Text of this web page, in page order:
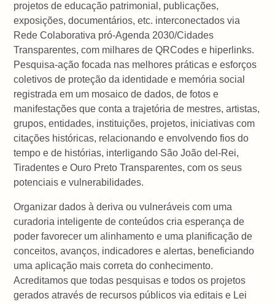
projetos de educação patrimonial, publicações,
exposições, documentários, etc. interconectados via
Rede Colaborativa pró-Agenda 2030/Cidades
Transparentes, com milhares de QRCodes e hiperlinks.
Pesquisa-ação focada nas melhores práticas e esforços
coletivos de proteção da identidade e memória social
registrada em um mosaico de dados, de fotos e
manifestações que conta a trajetória de mestres, artistas,
grupos, entidades, instituições, projetos, iniciativas com
citações históricas, relacionando e envolvendo fios do
tempo e de histórias, interligando São João del-Rei,
Tiradentes e Ouro Preto Transparentes, com os seus
potenciais e vulnerabilidades.
Organizar dados à deriva ou vulneráveis com uma
curadoria inteligente de conteúdos cria esperança de
poder favorecer um alinhamento e uma planificação de
conceitos, avanços, indicadores e alertas, beneficiando
uma aplicação mais correta do conhecimento.
Acreditamos que todas pesquisas e todos os projetos
gerados através de recursos públicos via editais e Lei